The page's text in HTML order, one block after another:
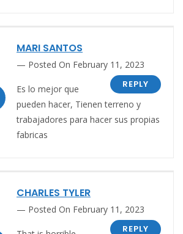
MARI SANTOS
Posted On February 11, 2023
REPLY
Es lo mejor que
pueden hacer, Tienen terreno y
trabajadores para hacer sus propias
fabricas
CHARLES TYLER
Posted On February 11, 2023
REPLY